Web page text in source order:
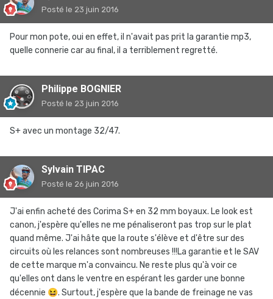
Posté le 23 juin 2016
Pour mon pote, oui en effet, il n'avait pas prit la garantie mp3,
quelle connerie car au final, il a terriblement regretté.
Philippe BOGNIER
Posté le 23 juin 2016
S+ avec un montage 32/47.
Sylvain TIPAC
Posté le 26 juin 2016
J'ai enfin acheté des Corima S+ en 32 mm boyaux. Le look est
canon, j'espère qu'elles ne me pénaliseront pas trop sur le plat
quand même. J'ai hâte que la route s'élève et d'être sur des
circuits où les relances sont nombreuses !!!La garantie et le SAV
de cette marque m'a convaincu. Ne reste plus qu'à voir ce
qu'elles ont dans le ventre en espérant les garder une bonne
décennie 😆. Surtout, j'espère que la bande de freinage ne vas